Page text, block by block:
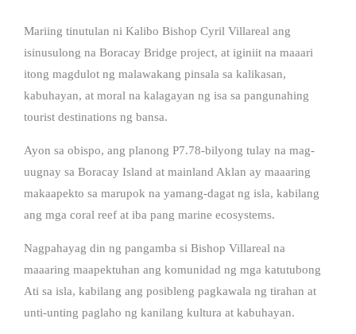
Mariing tinutulan ni Kalibo Bishop Cyril Villareal ang
isinusulong na Boracay Bridge project, at iginiit na maaari
itong magdulot ng malawakang pinsala sa kalikasan,
kabuhayan, at moral na kalagayan ng isa sa pangunahing
tourist destinations ng bansa.
Ayon sa obispo, ang planong P7.78-bilyong tulay na mag-
uugnay sa Boracay Island at mainland Aklan ay maaaring
makaapekto sa marupok na yamang-dagat ng isla, kabilang
ang mga coral reef at iba pang marine ecosystems.
Nagpahayag din ng pangamba si Bishop Villareal na
maaaring maapektuhan ang komunidad ng mga katutubong
Ati sa isla, kabilang ang posibleng pagkawala ng tirahan at
unti-unting paglaho ng kanilang kultura at kabuhayan.